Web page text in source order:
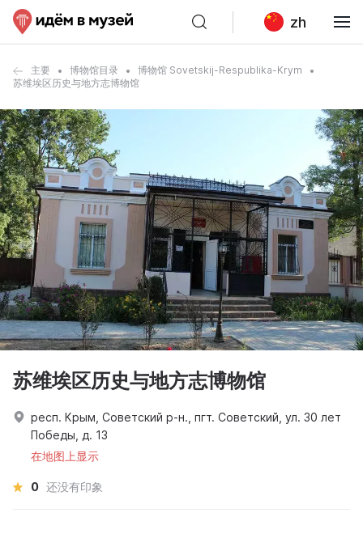
zh
主要 博物馆目录
博物馆 Sovetskij-Respublika-Krym
苏维埃区历史与地方志博物馆
苏维埃区历史与地方志博物馆
респ. Крым, Советский р-н., пгт. Советский, ул. 30 лет
Победы, д. 13
在地图上显示
0 还没有印象